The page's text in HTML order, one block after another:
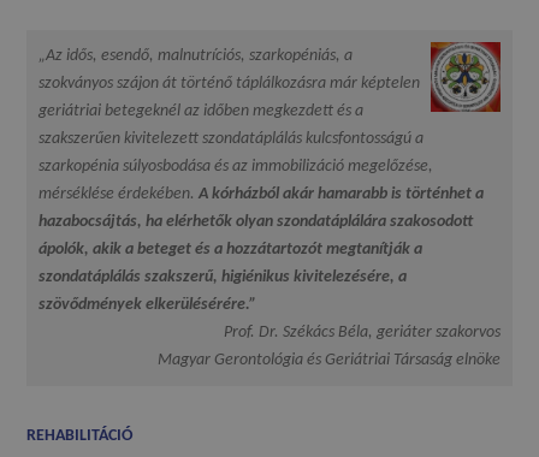
„Az idős, esendő, malnutríciós, szarkopéniás, a
szokványos szájon át történő táplálkozásra már képtelen
geriátriai betegeknél az időben megkezdett és a
szakszerűen kivitelezett szondatáplálás kulcsfontosságú a
szarkopénia súlyosbodása és az immobilizáció megelőzése,
mérséklése érdekében.A kórházból akár hamarabb is történhet a
hazabocsájtás, ha elérhetők olyan szondatáplálára szakosodott
ápolók, akik a beteget és a hozzátartozót megtanítják a
szondatáplálás szakszerű, higiénikus kivitelezésére, a
szövődmények elkerülésérére.”
Prof. Dr. Székács Béla, geriáter szakorvos
Magyar Gerontológia és Geriátriai Társaság elnöke
REHABILITÁCIÓ